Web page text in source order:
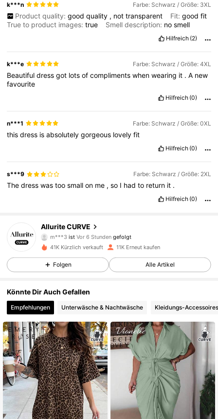
k***n Farbe: Schwarz / Größe: 3XL
Product quality: good quality , not transparent Fit: good fit
True to product images:true Smell description: nosmell
Hilfreich (2)
k***e Farbe: Schwarz / Größe: 4XL
Beautifuldressgot lotsofcomplimentswhenwearing it .A new
favourite
Hilfreich (0)
n***1 Farbe: Schwarz / Größe: 0XL
thisdress isabsolutelygorgeous lovelyfit
Hilfreich (0)
s***9 Farbe: Schwarz / Größe: 2XL
Thedresswastoosmallon me ,so I hadto return it .
Hilfreich (0)
Allurite CURVE
m***3 ist Vor 6 Stunden
gefolgt
4,81
13K Follower
4,81
4,81 13K Follower
4,81 13K Follower
4,81 13K Follower
41K Kürzlich verkauft 11K Erneut kaufen
Folgen Alle Artikel
Könnte Dir Auch Gefallen
Empfehlungen Unterwäsche & Nachtwäsche Kleidungs-Accessoires